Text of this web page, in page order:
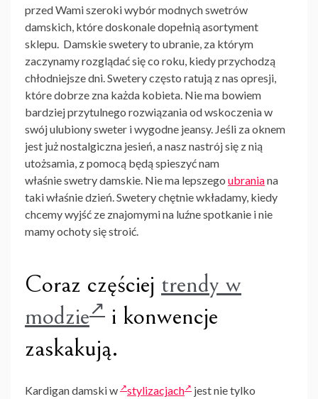
przed Wami szeroki wybór modnych swetrów
damskich, które doskonale dopełnią asortyment
sklepu. Damskiesweteryto ubranie, za którym
zaczynamy rozglądać się co roku, kiedy przychodzą
chłodniejsze dni.Sweteryczęsto ratują z nas opresji,
które dobrze zna każda kobieta. Nie ma bowiem
bardziej przytulnego rozwiązania od wskoczenia w
swój ulubionysweter i wygodne jeansy. Jeśli za oknem
jest już nostalgiczna jesień, a nasz nastrój się z nią
utożsamia, z pomocą będą spieszyć nam
właśnieswetry damskie. Nie ma lepszego ubraniana
taki właśnie dzień. Swetery chętnie wkładamy, kiedy
chcemy wyjść ze znajomymi na luźne spotkanie i nie
mamy ochoty się stroić.
Coraz częściej trendy w
modzie
i konwencje
zaskakują.
Kardigan damski w stylizacjach
jest nie tylko